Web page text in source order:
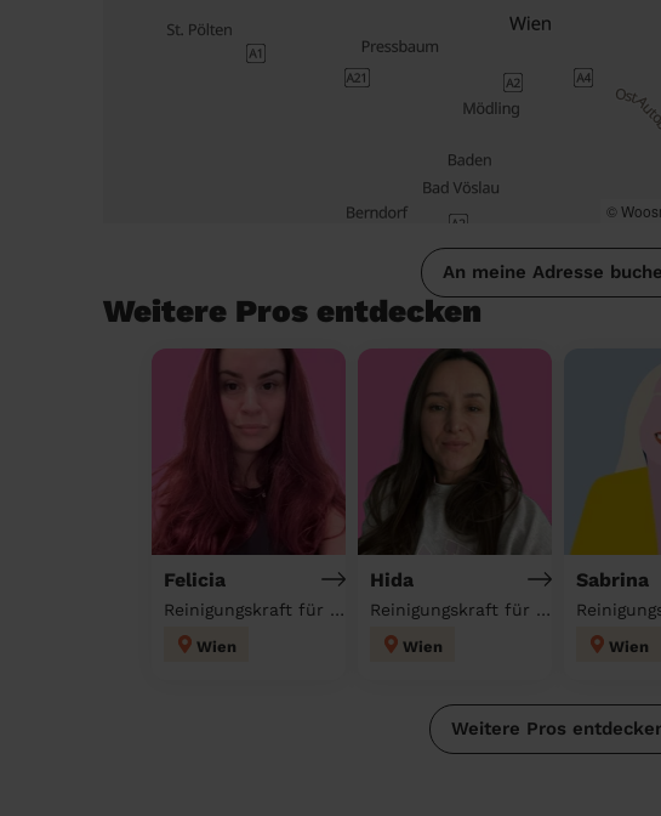
©
An meine Adresse
Weitere Pros entdecken
Felicia
Reinigungskraft für deinen Haushalt
Wien
Hida
Reinigungskraft für deinen Haushalt
Wien
Sabrina
Wien
Weitere Pros